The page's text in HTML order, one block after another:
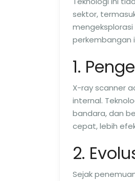
sektor,
perkembangan
1.
X-ray scanner
internal.
bandara, dan
cepat, lebih
2.
Sejak